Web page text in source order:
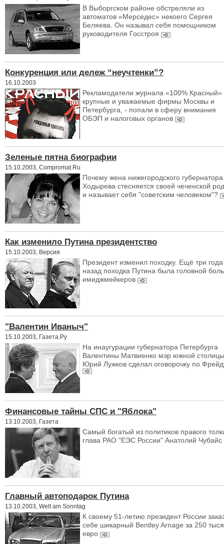
В Выборгском районе обстреляли из
автоматов «Мерседес» некоего Сергея
Беляева. Он называл себя помощником
руководителя Госстроя
Конкуренция или дележ “неучтенки”?
16.10.2003
Рекламодатели журнала «100% Красный»
крупные и уважаемые фирмы Москвы и
Петербурга, - попали в сферу внимания
ОБЭП и налоговых органов
Зеленые пятна биографии
15.10.2003, Compromat.Ru
Почему жена нижегородского губернатора
Ходырева стесняется своей чеченской
и называет себя "советским человеком"?
Как изменило Путина президентство
15.10.2003, Версия
Президент изменил походку. Ещё три года
назад походка Путина была головной
имиджмейкеров
"Валентин Иваныч"
15.10.2003, Газета.Ру
На инаугурации губернатора Петербурга
Валентины Матвиенко мэр южной столицы
Юрий Лужков сделал оговорочку по
Финансовые тайны СПС и "Яблока"
13.10.2003, Газета
Самый богатый из политиков правого
глава РАО "ЕЭС России" Анатолий Чубайс
Главный автоподарок Путина
13.10.2003, Welt am Sonntag
К своему 51-летию президент России
себе шикарный Bentley Arnage за 250
евро